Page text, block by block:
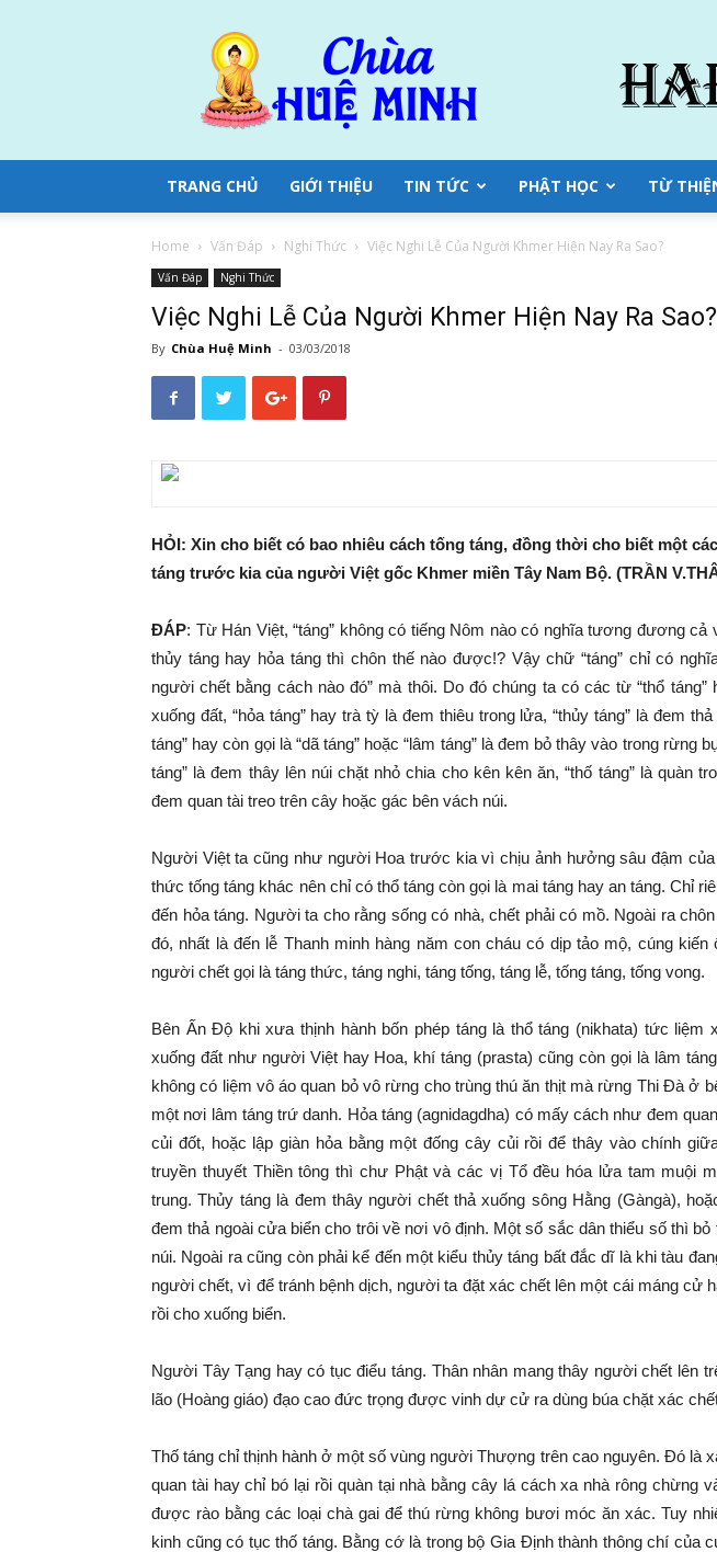
Chùa
Huệ
Minh
TRANG CHỦ GIỚI THIỆU TIN TỨC PHẬT HỌC TỪ
Home Vấn Đáp Nghi Thức Việc Nghi Lễ Của Người Khmer Hiện Nay Ra Sao?
Vấn Đáp Nghi Thức
Việc Nghi Lễ Của Người Khmer Hiện Nay Ra Sao?
By Chùa Huệ Minh - 03/03/2018
HỎI: Xin cho biết có bao nhiêu cách tống táng, đồng thời cho biết một
táng trước kia của người Việt gốc Khmer miền Tây Nam Bộ. (TRẦN
ĐÁP: Từ Hán Việt, “táng” không có tiếng Nôm nào có nghĩa tương đương cả
thủy táng hay hỏa táng thì chôn thế nào được!? Vậy chữ “táng” chỉ có
người chết bằng cách nào đó” mà thôi. Do đó chúng ta có các từ “thổ táng”
xuống đất, “hỏa táng” hay trà tỳ là đem thiêu trong lửa, “thủy táng” là đem
táng” hay còn gọi là “dã táng” hoặc “lâm táng” là đem bỏ thây vào trong rừng
táng” là đem thây lên núi chặt nhỏ chia cho kên kên ăn, “thố táng” là quàn
đem quan tài treo trên cây hoặc gác bên vách núi.
Người Việt ta cũng như người Hoa trước kia vì chịu ảnh hưởng sâu đậm
thức tống táng khác nên chỉ có thổ táng còn gọi là mai táng hay an táng. Chỉ
đến hỏa táng. Người ta cho rằng sống có nhà, chết phải có mồ. Ngoài ra
đó, nhất là đến lễ Thanh minh hàng năm con cháu có dịp tảo mộ, cúng
người chết gọi là táng thức, táng nghi, táng tống, táng lễ, tống táng, tống vong.
Bên Ấn Độ khi xưa thịnh hành bốn phép táng là thổ táng (nikhata) tức liệm
xuống đất như người Việt hay Hoa, khí táng (prasta) cũng còn gọi là lâm
không có liệm vô áo quan bỏ vô rừng cho trùng thú ăn thịt mà rừng Thi Đà ở
một nơi lâm táng trứ danh. Hỏa táng (agnidagdha) có mấy cách như đem
củi đốt, hoặc lập giàn hỏa bằng một đống cây củi rồi để thây vào chính
truyền thuyết Thiền tông thì chư Phật và các vị Tổ đều hóa lửa tam muội
trung. Thủy táng là đem thây người chết thả xuống sông Hằng (Gàngà),
đem thả ngoài cửa biển cho trôi về nơi vô định. Một số sắc dân thiểu số thì bỏ
núi. Ngoài ra cũng còn phải kể đến một kiểu thủy táng bất đắc dĩ là khi tàu
người chết, vì để tránh bệnh dịch, người ta đặt xác chết lên một cái máng cử
rồi cho xuống biển.
Người Tây Tạng hay có tục điểu táng. Thân nhân mang thây người chết lên
lão (Hoàng giáo) đạo cao đức trọng được vinh dự cử ra dùng búa chặt xác
Thố táng chỉ thịnh hành ở một số vùng người Thượng trên cao nguyên. Đó là
quan tài hay chỉ bó lại rồi quàn tại nhà bằng cây lá cách xa nhà rông chừng
được rào bằng các loại chà gai để thú rừng không bươi móc ăn xác. Tuy
kinh cũng có tục thố táng. Bằng cớ là trong bộ Gia Định thành thông chí của